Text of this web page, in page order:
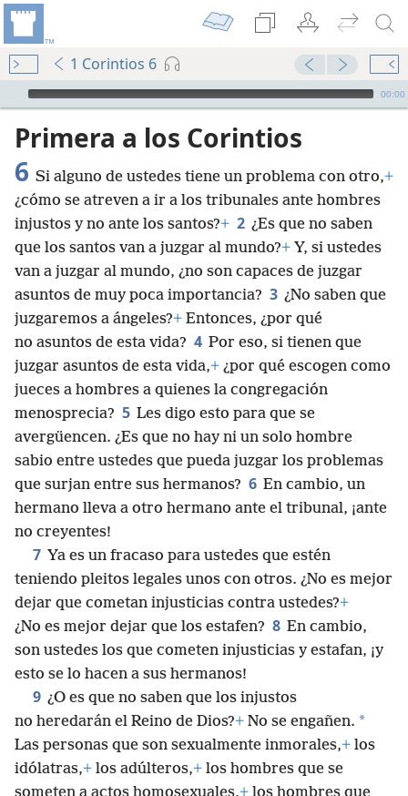
1 Corintios 6
Audio Player
00:00
Primera a los Corintios
6 Si alguno de ustedes tiene un problema con otro,+
¿cómo se atreven a ir a los tribunales ante hombres
injustos y no ante los santos?+ 2 ¿Es que no saben
que los santos van a juzgar al mundo?+ Y, si ustedes
van a juzgar al mundo, ¿no son capaces de juzgar
asuntos de muy poca importancia? 3 ¿No saben que
juzgaremos a ángeles?+ Entonces, ¿por qué
no asuntos de esta vida? 4 Por eso, si tienen que
juzgar asuntos de esta vida,+ ¿por qué escogen como
jueces a hombres a quienes la congregación
menosprecia? 5 Les digo esto para que se
avergüencen. ¿Es que no hay ni un solo hombre
sabio entre ustedes que pueda juzgar los problemas
que surjan entre sus hermanos? 6 En cambio, un
hermano lleva a otro hermano ante el tribunal, ¡ante
no creyentes!
7 Ya es un fracaso para ustedes que estén
teniendo pleitos legales unos con otros. ¿No es mejor
dejar que cometan injusticias contra ustedes?+
¿No es mejor dejar que los estafen? 8 En cambio,
son ustedes los que cometen injusticias y estafan, ¡y
esto se lo hacen a sus hermanos!
9 ¿O es que no saben que los injustos
no heredarán el Reino de Dios?+ No se engañen. *
Las personas que son sexualmente inmorales,+ los
idólatras,+ los adúlteros,+ los hombres que se